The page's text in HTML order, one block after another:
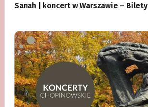
Sanah | koncert w Warszawie – Bilety